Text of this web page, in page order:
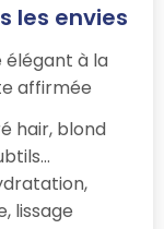
les envies
élégant à la
affirmée
hair, blond
lissage